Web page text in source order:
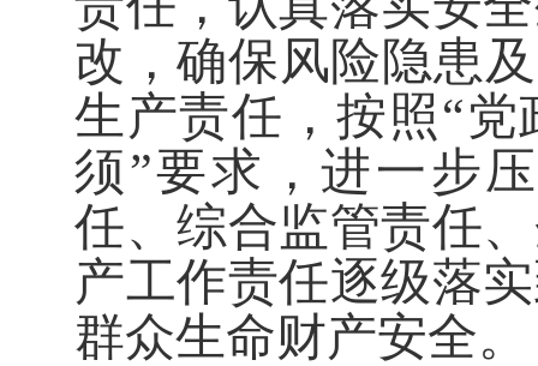
改，确保风险隐患
生产责任，按照“党
须”要求，进一步
任、综合监管责任
产工作责任逐级落
群众生命财产安全。